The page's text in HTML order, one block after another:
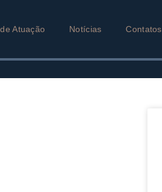
Atuação Notícias Contatos